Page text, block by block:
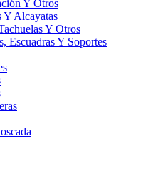
Y Otros
Y Alcayatas
Y Otros
Escuadras Y Soportes